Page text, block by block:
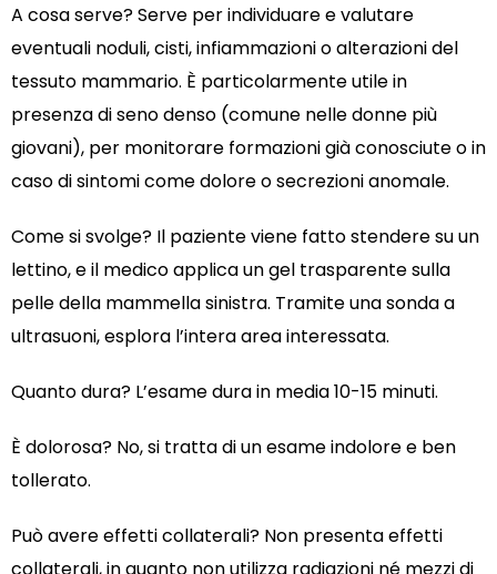
A cosa serve? Serve per individuare e valutare
eventuali noduli, cisti, infiammazioni o alterazioni del
tessuto mammario. È particolarmente utile in
presenza di seno denso (comune nelle donne più
giovani), per monitorare formazioni già conosciute o in
caso di sintomi come dolore o secrezioni anomale.
Come si svolge? Il paziente viene fatto stendere su un
lettino, e il medico applica un gel trasparente sulla
pelle della mammella sinistra. Tramite una sonda a
ultrasuoni, esplora l’intera area interessata.
Quanto dura? L’esame dura in media 10-15 minuti.
È dolorosa? No, si tratta di un esame indolore e ben
tollerato.
Può avere effetti collaterali? Non presenta effetti
collaterali, in quanto non utilizza radiazioni né mezzi di